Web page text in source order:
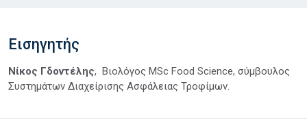
Εισηγητής
Νίκος Γδοντέλης, Βιολόγος MSc Food Science, σύμβουλος
Συστημάτων Διαχείρισης Ασφάλειας Τροφίμων.